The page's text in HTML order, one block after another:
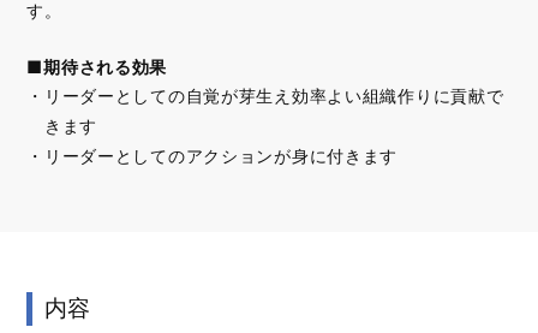
す。
■期待される効果
リーダーとしての自覚が芽生え効率よい組織作りに貢献で
きます
リーダーとしてのアクションが身に付きます
内容